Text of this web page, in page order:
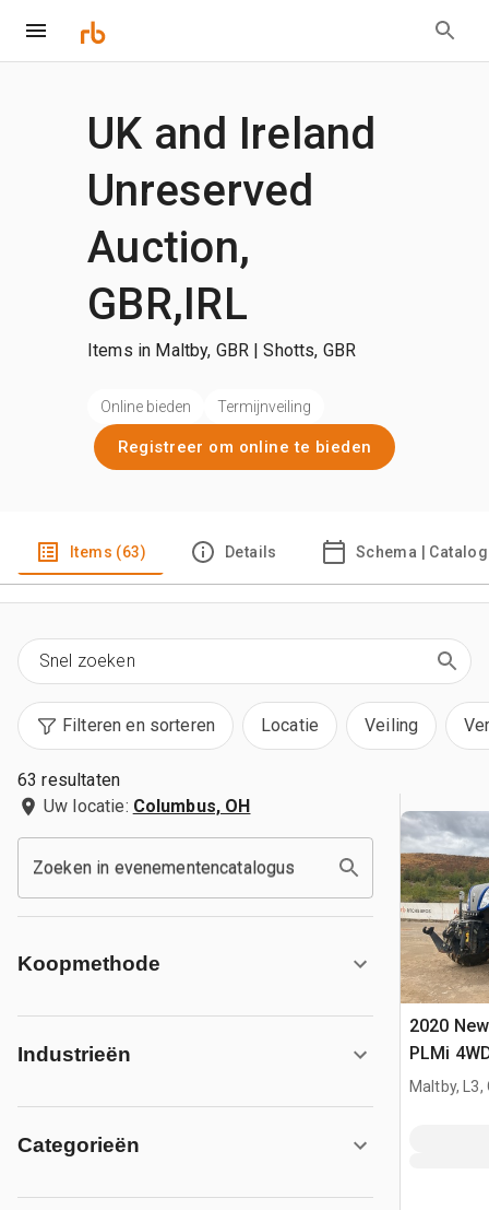
UK and Ireland
Unreserved
Auction,
GBR,IRL
Items in Maltby, GBR | Shotts, GBR
Online bieden Termijnveiling
Registreer om online te bieden
Items (63) Details Schema |
Filteren en sorteren Locatie Veiling
63 resultaten
Uw locatie: Columbus, OH
Zoeken in evenementencatalogus
Koopmethode
Industrieën
Categorieën
2020
PLMi
Maltby, L3,